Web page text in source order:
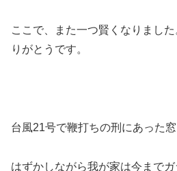
ここで、また一つ賢くなりまし
りがとうです。
台風21号で鞭打ちの刑にあった
はずかしながら我が家は今まで